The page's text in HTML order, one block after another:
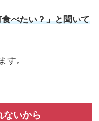
べたい？」と聞いて
す。
ないから